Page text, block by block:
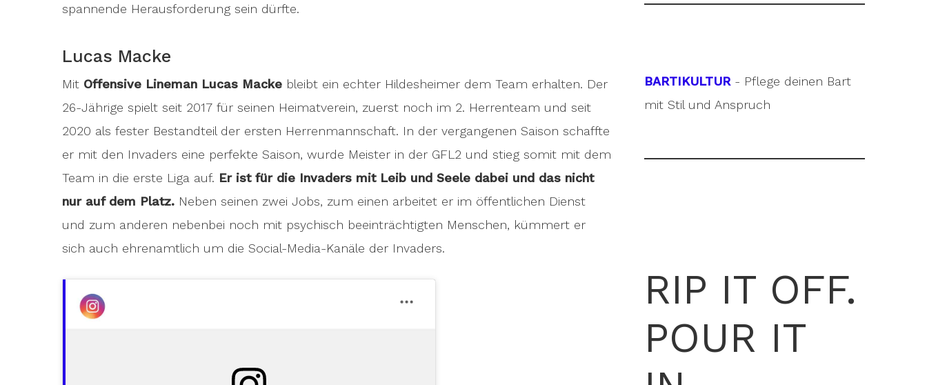
spannende Herausforderung sein dürfte.
Lucas Macke
Mit Offensive Lineman Lucas Macke bleibt ein echter Hildesheimer dem Team erhalten. Der
26-Jährige spielt seit 2017 für seinen Heimatverein, zuerst noch im 2. Herrenteam und seit
2020 als fester Bestandteil der ersten Herrenmannschaft. In der vergangenen Saison schaffte
er mit den Invaders eine perfekte Saison, wurde Meister in der GFL2 und stieg somit mit dem
Team in die erste Liga auf. Er ist für die Invaders mit Leib und Seele dabei und das nicht
nur auf dem Platz. Neben seinen zwei Jobs, zum einen arbeitet er im öffentlichen Dienst
und zum anderen nebenbei noch mit psychisch beeinträchtigten Menschen, kümmert er
sich auch ehrenamtlich um die Social-Media-Kanäle der Invaders.
BARTIKULTUR- Pflege deinen Bart
mit Stil und Anspruch
RIP IT OFF.
POUR IT